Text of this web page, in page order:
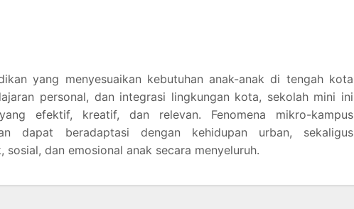
yang menyesuaikan kebutuhan anak-anak di tengah kota
personal, dan integrasi lingkungan kota, sekolah mini ini
efektif, kreatif, dan relevan. Fenomena mikro-kampus
dapat beradaptasi dengan kehidupan urban, sekaligus
dan emosional anak secara menyeluruh.